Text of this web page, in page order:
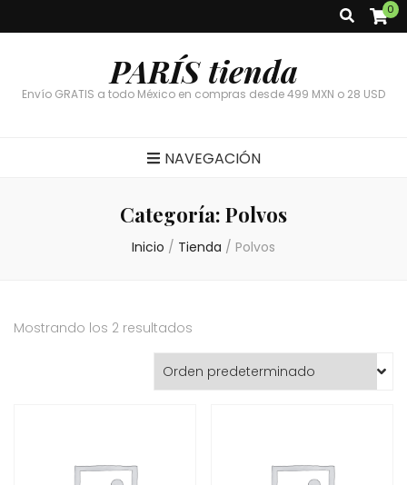
0
PARÍS tienda
Envío GRATIS a todo México en compras desde 499 MXN o 28 USD
NAVEGACIÓN
Categoría: Polvos
Inicio / Tienda / Polvos
Mostrando los 2 resultados